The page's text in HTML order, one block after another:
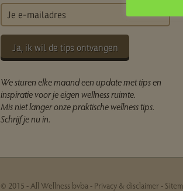
Ja, ik wil de tips ontvangen
We sturen elke maand een update met tips en
inspiratie voor je eigen wellness ruimte.
Mis niet langer onze praktische wellness tips.
Schrijf je nu in.
© 2015 - All Wellness bvba - Privacy & disclaimer-